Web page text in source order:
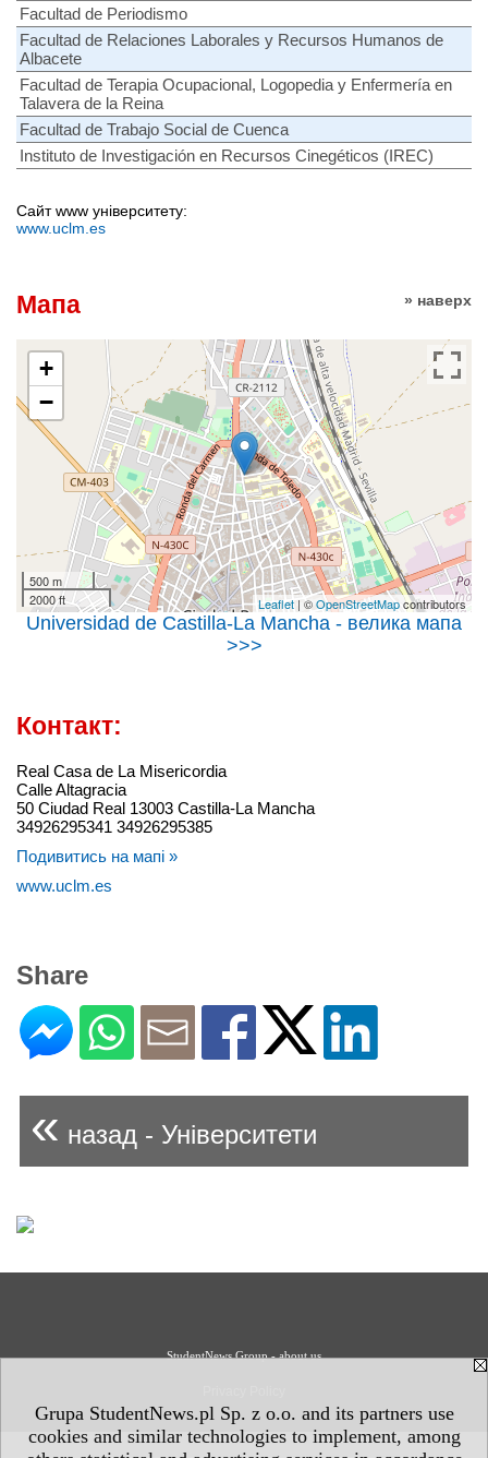
Grupa StudentNews.pl Sp. z o.o. and its partners use
cookies and similar technologies to implement, among
Facultad de Periodismo
Facultad de Relaciones Laborales y Recursos Humanos de
Albacete
Facultad de Terapia Ocupacional, Logopedia y Enfermería en
Talavera de la Reina
Facultad de Trabajo Social de Cuenca
Instituto de Investigación en Recursos Cinegéticos (IREC)
Сайт www університету:
www.uclm.es
» наверх
Мапа
+
−
500 m
2000 ft
Leaflet | ©OpenStreetMapcontributors
Universidad de Castilla-La Mancha - велика мапа
>>>
Контакт:
Real Casa de La Misericordia
Calle Altagracia
50 Ciudad Real 13003 Castilla-La Mancha
34926295341 34926295385
Подивитись на мапі »
www.uclm.es
Share
« назад - Університети
StudentNews Group - about us